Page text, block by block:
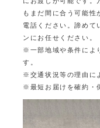
もまだ間に合う可能性
電話ください。諦めて
ンにお任せください。
※一部地域や条件によ
す。
※交通状況等の理由に
※最短お届けを確約・